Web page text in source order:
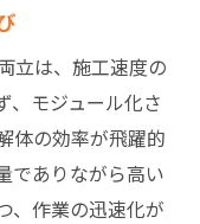
立は、施工速度の
、モジュール化さ
体の効率が飛躍的
でありながら高い
、作業の迅速化が